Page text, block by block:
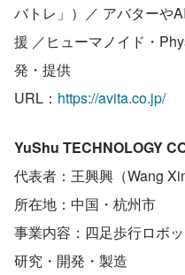
バトレ」）／ アバターや
援 ／ヒューマノイド・
発・提供
URL： https://avita.co.jp/
YuShu TECHNOLOGY
代表者：王興興（Wang
所在地：中国・杭州市
事業内容：四足歩行ロボ
研究・開発・製造